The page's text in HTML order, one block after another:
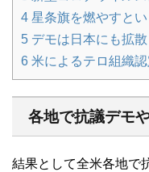
4 星条旗を燃やすと
5 デモは日本にも拡散
6 米によるテロ組織
各地で抗議デモ
結果として全米各地で